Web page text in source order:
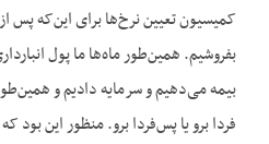
کمیسیون تعیین نرخ‌ها برای این‌که پس
بفروشیم. همین‌طور ماه‌ها ما پول
بیمه می‌دهیم و سرمایه دادیم و
فردا برو یا پس‌فردا برو. منظور این بود